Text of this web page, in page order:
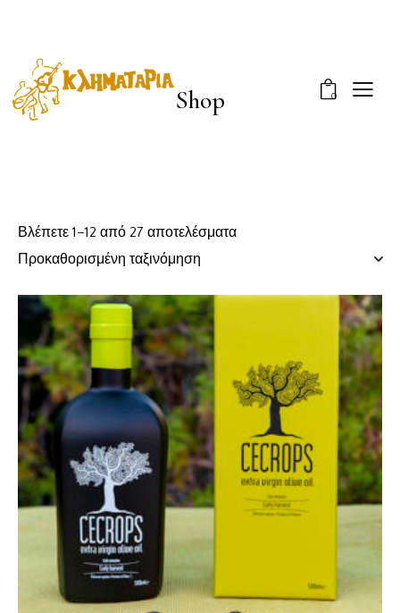
0
Shop
Βλέπετε 1–12 από 27 αποτελέσματα